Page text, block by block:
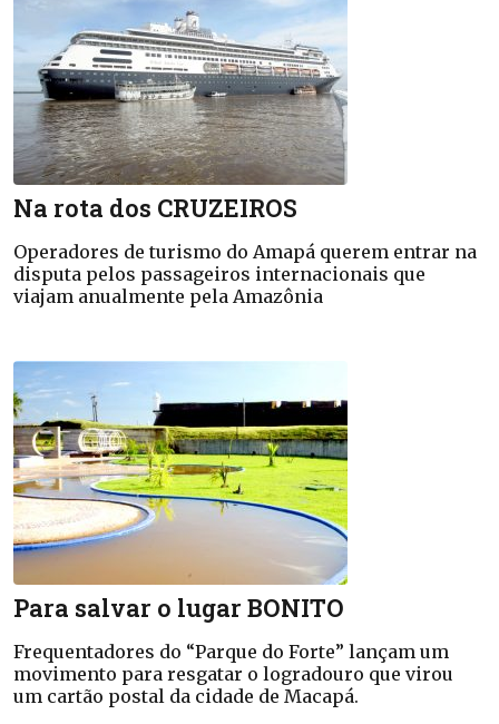
Na rota dos CRUZEIROS
Operadores de turismo do Amapá querem entrar na
disputa pelos passageiros internacionais que
viajam anualmente pela Amazônia
Para salvar o lugar BONITO
Frequentadores do “Parque do Forte” lançam um
movimento para resgatar o logradouro que virou
um cartão postal da cidade de Macapá.